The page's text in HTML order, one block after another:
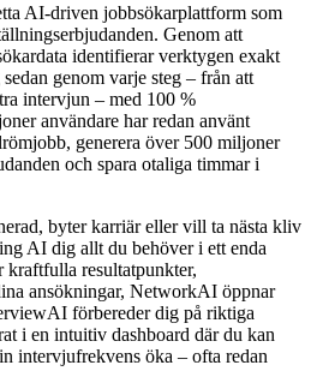
AI-driven jobbsökarplattform som
Genom att
identifierar verktygen exakt
genom varje steg – från att
intervjun – med 100 %
användare har redan använt
generera över 500 miljoner
och spara otaliga timmar i
byter karriär eller vill ta nästa kliv
AI dig allt du behöver i ett enda
kraftfulla resultatpunkter,
ansökningar, NetworkAI öppnar
förbereder dig på riktiga
i en intuitiv dashboard där du kan
intervjufrekvens öka – ofta redan